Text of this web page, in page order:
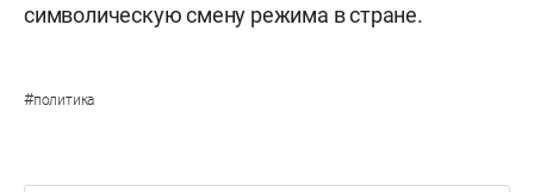
символическую смену режима в стране.
#политика